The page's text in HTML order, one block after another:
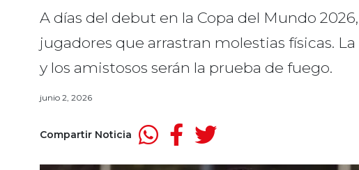
A días del debut en la Copa del Mundo
jugadores que arrastran molestias físicas.
y los amistosos serán la prueba de fuego.
junio 2, 2026
Compartir Noticia